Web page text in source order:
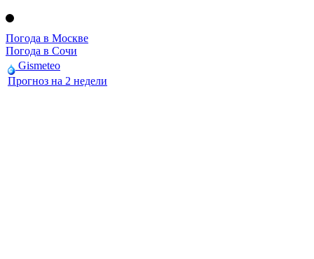
Погода в Москве
Погода в Сочи
Gismeteo
Прогноз на 2 недели